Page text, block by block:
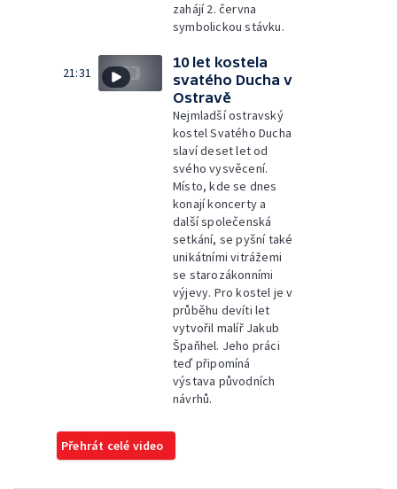
zahájí 2. června
symbolickou stávku.
21:31
10 let kostela
svatého Ducha v
Ostravě
Nejmladší ostravský
kostel Svatého Ducha
slaví deset let od
svého vysvěcení.
Místo, kde se dnes
konají koncerty a
další společenská
setkání, se pyšní také
unikátními vitrážemi
se starozákonními
výjevy. Pro kostel je v
průběhu devíti let
vytvořil malíř Jakub
Špaňhel. Jeho práci
teď připomíná
výstava původních
návrhů.
Přehrát celé video